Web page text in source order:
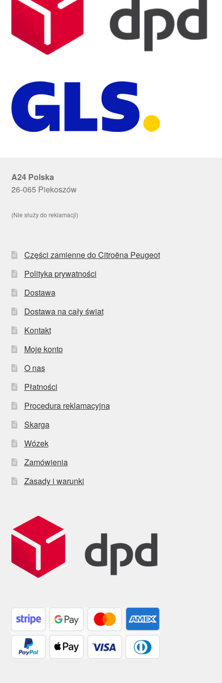
A24 Polska
26-065 Piekoszów
(Nie służy do reklamacji)
Części zamienne do Citroëna Peugeot
Polityka prywatności
Dostawa
Dostawa na cały świat
Kontakt
Moje konto
O nas
Płatności
Procedura reklamacyjna
Skarga
Wózek
Zamówienia
Zasady i warunki